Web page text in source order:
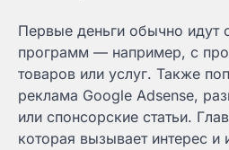
Первые деньги обычно идут
программ — например, с
товаров или услуг. Также
реклама Google Adsense,
или спонсорские статьи.
которая вызывает интерес и